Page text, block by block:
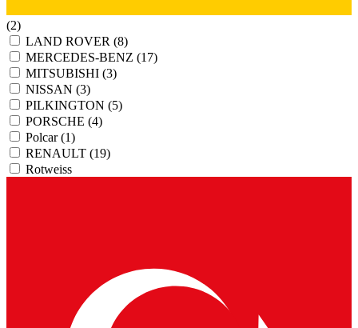
(2)
LAND ROVER (8)
MERCEDES-BENZ (17)
MITSUBISHI (3)
NISSAN (3)
PILKINGTON (5)
PORSCHE (4)
Polcar(1)
RENAULT (19)
Rotweiss